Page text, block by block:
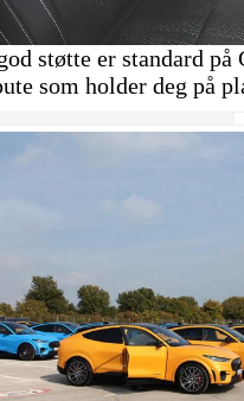
støtte er standard
som holder deg på